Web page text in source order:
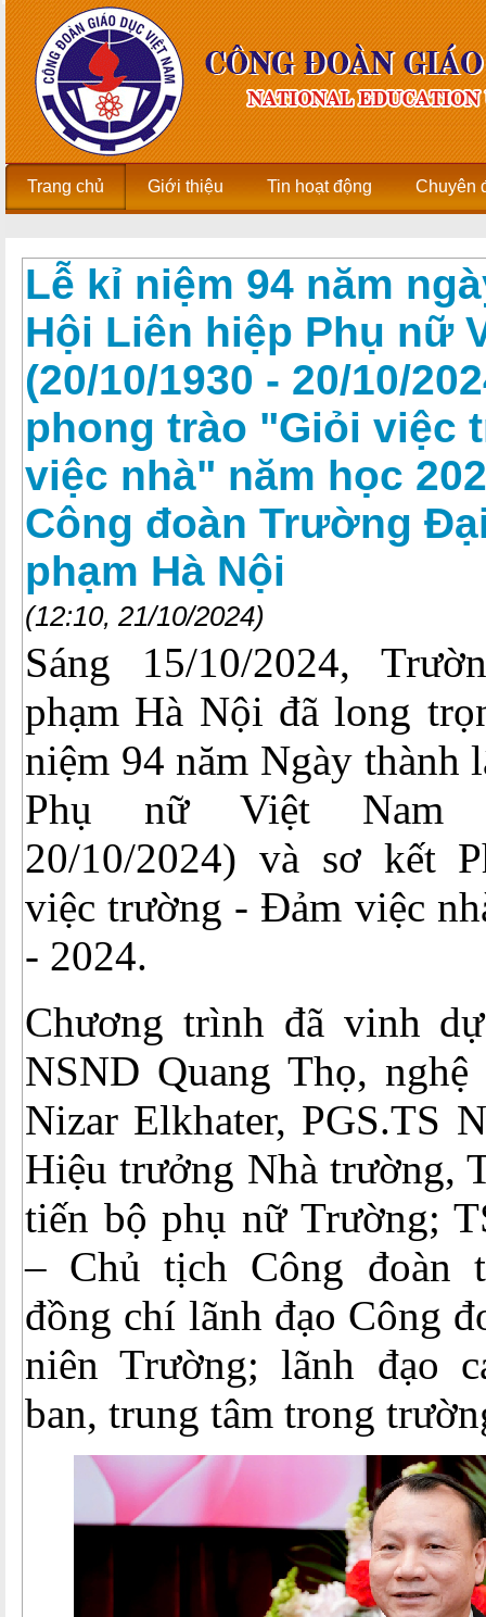
Trang chủ Giới thiệu Tin hoạt động Chuyên
Lễ kỉ niệm 94 năm
Hội Liên hiệp Phụ nữ
(20/10/1930 - 20/10/
phong trào "Giỏi việc
việc nhà" năm học
Công đoàn Trường
phạm Hà Nội
(12:10, 21/10/2024)
Sáng 15/10/2024,
phạm Hà Nội đã long
niệm 94 năm Ngày thành
Phụ nữ Việt Nam
20/10/2024) và sơ kết
việc trường - Đảm việc
- 2024.
Chương trình đã vinh
NSND Quang Thọ,
Nizar Elkhater, PGS.TS
Hiệu trưởng Nhà trường,
tiến bộ phụ nữ Trường;
– Chủ tịch Công đoàn
đồng chí lãnh đạo Công
niên Trường; lãnh đạo
ban, trung tâm trong